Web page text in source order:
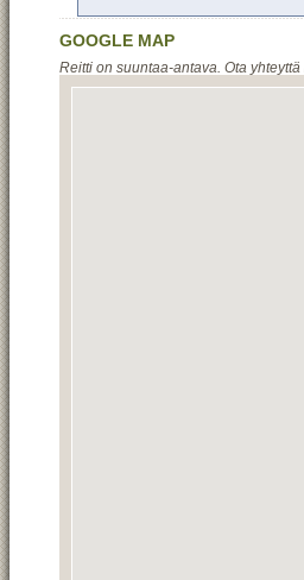
GOOGLE MAP
Reitti on suuntaa-antava. Ota